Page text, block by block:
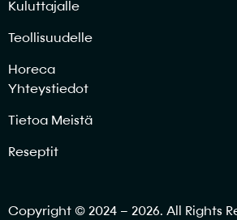
Kuluttajalle
Teollisuudelle
Horeca
Yhteystiedot
Tietoa Meistä
Reseptit
Copyright © 2024 – 2026. All Rights